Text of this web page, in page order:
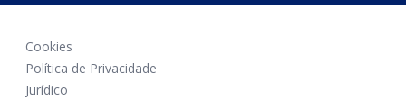
Cookies
Política de Privacidade
Jurídico